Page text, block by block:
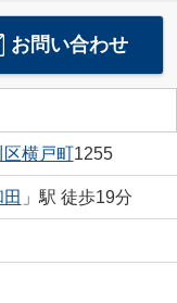
お問い合わせ
区横戸町1255
」駅 徒歩19分